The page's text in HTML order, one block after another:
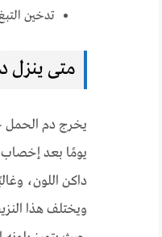
تدخين
متى ينزل
يومًا بعد إخصاب
داكن اللون،
ويختلف هذا